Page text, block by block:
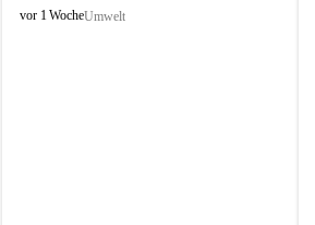
V
vor 1 WocheUmwelt